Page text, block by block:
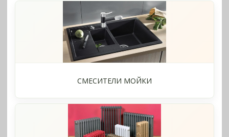
СМЕСИТЕЛИ МОЙКИ